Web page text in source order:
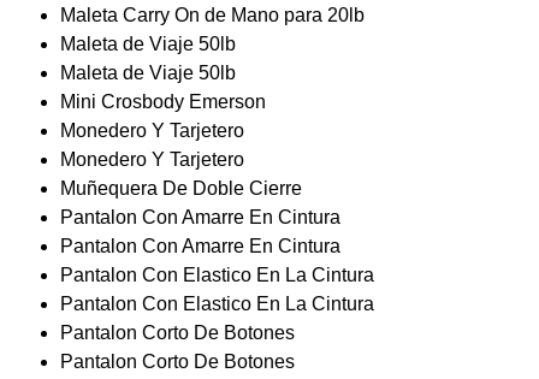
Maleta Carry On de Mano para 20lb
Maleta de Viaje 50lb
Maleta de Viaje 50lb
Mini Crosbody Emerson
Monedero Y Tarjetero
Monedero Y Tarjetero
Muñequera De Doble Cierre
Pantalon Con Amarre En Cintura
Pantalon Con Amarre En Cintura
Pantalon Con Elastico En La Cintura
Pantalon Con Elastico En La Cintura
Pantalon Corto De Botones
Pantalon Corto De Botones